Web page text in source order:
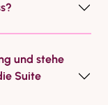
und stehe
Suite